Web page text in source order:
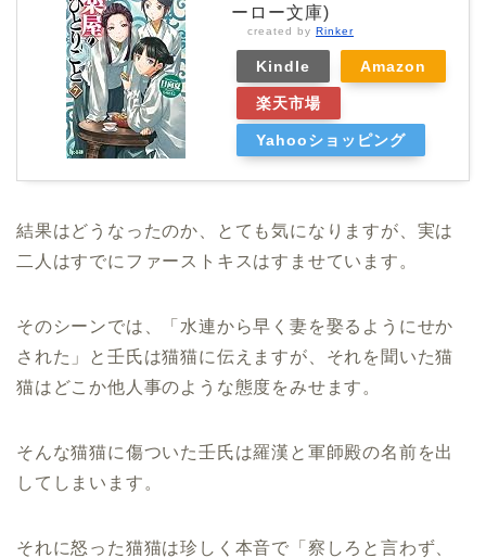
ーロー文庫)
created by Rinker
Kindle Amazon
楽天市場
Yahooショッピング
結果はどうなったのか、とても気になりますが、実は
二人はすでにファーストキスはすませています。
そのシーンでは、「水連から早く妻を娶るようにせか
された」と壬氏は猫猫に伝えますが、それを聞いた猫
猫はどこか他人事のような態度をみせます。
そんな猫猫に傷ついた壬氏は羅漢と軍師殿の名前を出
してしまいます。
それに怒った猫猫は珍しく本音で「察しろと言わず、